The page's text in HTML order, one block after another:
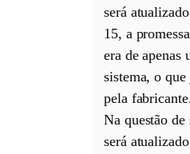
será
15, a
era de apenas
sistema, o
pela
Na questão de
será